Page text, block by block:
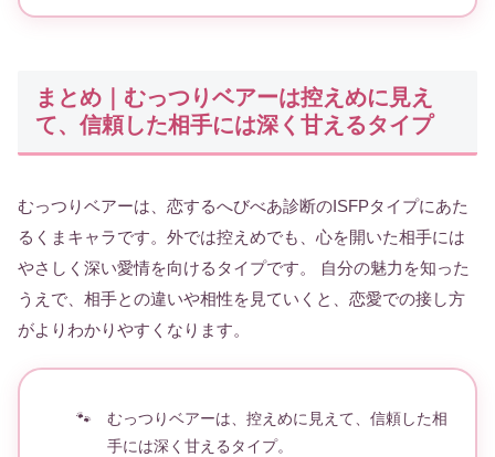
まとめ｜むっつりベアーは控えめに見え
て、信頼した相手には深く甘えるタイプ
むっつりベアーは、恋するへびべあ診断のISFPタイプにあた
るくまキャラです。外では控えめでも、心を開いた相手には
やさしく深い愛情を向けるタイプです。 自分の魅力を知った
うえで、相手との違いや相性を見ていくと、恋愛での接し方
がよりわかりやすくなります。
むっつりベアーは、控えめに見えて、信頼した相
手には深く甘えるタイプ。